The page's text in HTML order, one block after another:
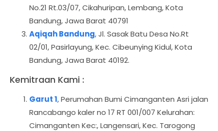
No.21 Rt.03/07, Cikahuripan, Lembang, Kota
Bandung, Jawa Barat 40791
Aqiqah Bandung, Jl. Sasak Batu Desa No.Rt
02/01, Pasirlayung, Kec. Cibeunying Kidul, Kota
Bandung, Jawa Barat 40192.
Kemitraan Kami :
Garut 1, Perumahan Bumi Cimanganten Asri jalan
Rancabango kaler no 17 RT 001/007 Kelurahan:
Cimanganten Kec:, Langensari, Kec. Tarogong